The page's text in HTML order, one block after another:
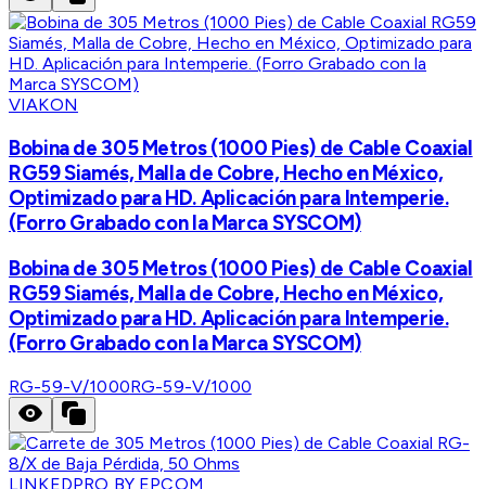
VIAKON
Bobina de 305 Metros (1000 Pies) de Cable Coaxial
RG59 Siamés, Malla de Cobre, Hecho en México,
Optimizado para HD. Aplicación para Intemperie.
(Forro Grabado con la Marca SYSCOM)
Bobina de 305 Metros (1000 Pies) de Cable Coaxial
RG59 Siamés, Malla de Cobre, Hecho en México,
Optimizado para HD. Aplicación para Intemperie.
(Forro Grabado con la Marca SYSCOM)
RG-59-V/1000RG-59-V/1000
LINKEDPRO BY EPCOM